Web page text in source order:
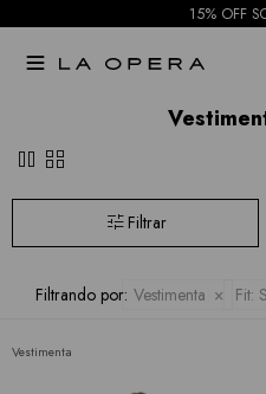
15% OFF

pause grid_view
Filtrando por: Vestimenta Fit:
Vestimenta